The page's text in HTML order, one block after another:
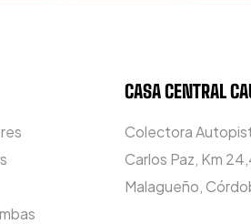
CASA CENTRAL
Colectora
Carlos Paz, Km
Malagueño,